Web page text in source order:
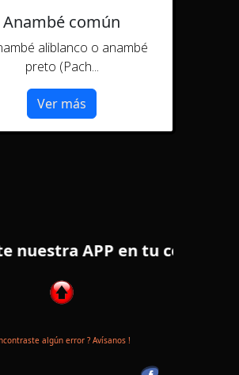
Anambé común
aliblanco o anambé
preto (Pach...
Ver más
APP en tu celular ? 🐦
algún error ? Avísanos !